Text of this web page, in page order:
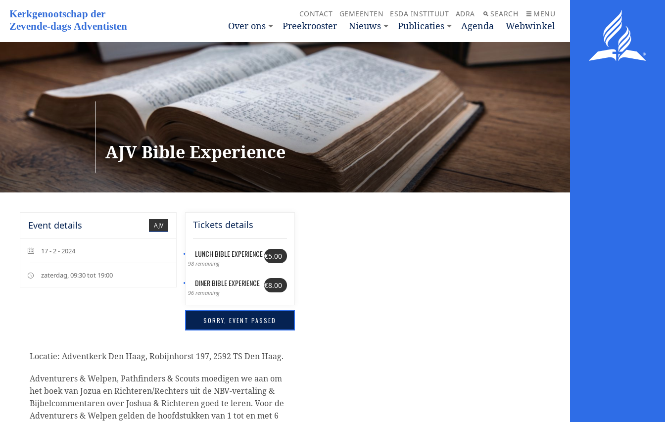
CONTACT GEMEENTEN ESDA INSTITUUT ADRA SEARCH MENU
Over ons Preekrooster Nieuws Publicaties Agenda Webwinkel
AJV Bible Experience
AJV
Event details
17 - 2 - 2024
zaterdag, 09:30 tot 19:00
Tickets details
€5.00
LUNCH BIBLE EXPERIENCE
98 remaining
€8.00
DINER BIBLE EXPERIENCE
96 remaining
SORRY, EVENT PASSED
Locatie: Adventkerk Den Haag, Robijnhorst 197, 2592 TS Den Haag.
Adventurers & Welpen, Pathfinders & Scouts moedigen we aan om
het boek van Jozua en Richteren/Rechters uit de NBV-vertaling &
Bijbelcommentaren over Joshua & Richteren goed te leren. Voor de
Adventurers & Welpen gelden de hoofdstukken van 1 tot en met 6